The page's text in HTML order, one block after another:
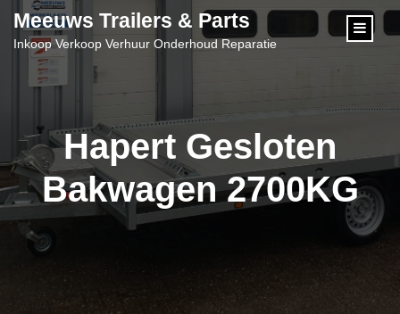
content
Meeuws Trailers & Parts
Inkoop Verkoop Verhuur Onderhoud Reparatie
Hapert Gesloten
Bakwagen 2700KG